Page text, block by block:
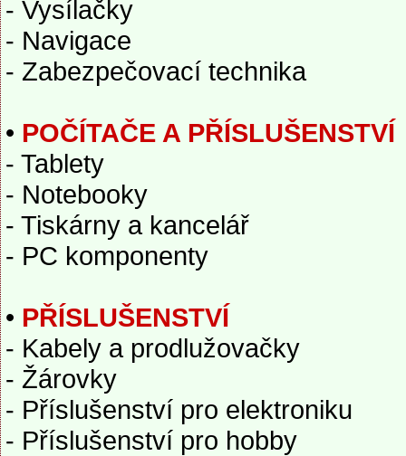
- Vysílačky
- Navigace
- Zabezpečovací technika
• POČÍTAČE A PŘÍSLUŠENSTVÍ
- Tablety
- Notebooky
- Tiskárny a kancelář
- PC komponenty
• PŘÍSLUŠENSTVÍ
- Kabely a prodlužovačky
- Žárovky
- Příslušenství pro elektroniku
- Příslušenství pro hobby